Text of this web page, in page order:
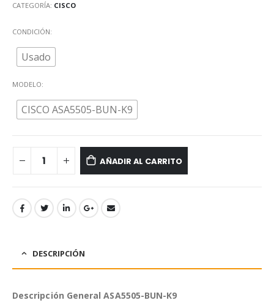
CATEGORÍA: CISCO
CONDICIÓN
Usado
MODELO
CISCO ASA5505-BUN-K9
AÑADIR AL CARRITO
DESCRIPCIÓN
Descripción General ASA5505-BUN-K9